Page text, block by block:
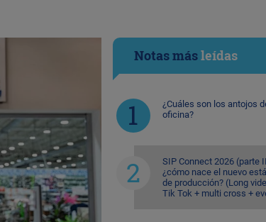
Notas másleídas
¿Cuáles son los antojos
oficina?
SIP Connect 2026 (parte
¿cómo nace el nuevo
de producción? (Long
Tik Tok + multi cross +